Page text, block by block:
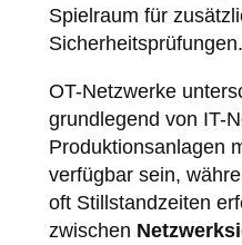
Spielraum für
Sicherheitsprüfungen.
OT-Netzwerke
grundlegend von IT-
Produktionsanlagen
verfügbar sein,
oft Stillstandzeiten
zwischen